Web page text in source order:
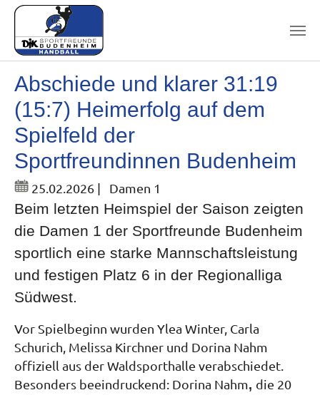
Abschiede und klarer 31:19
(15:7) Heimerfolg auf dem
Spielfeld der
Sportfreundinnen Budenheim
25.02.2026 | Damen 1
Beim letzten Heimspiel der Saison zeigten
die Damen 1 der Sportfreunde Budenheim
sportlich eine starke Mannschaftsleistung
und festigen Platz 6 in der Regionalliga
Südwest.
Vor Spielbeginn wurden Ylea Winter, Carla
Schurich, Melissa Kirchner und Dorina Nahm
offiziell aus der Waldsporthalle verabschiedet.
Besonders beeindruckend: Dorina Nahm, die 20